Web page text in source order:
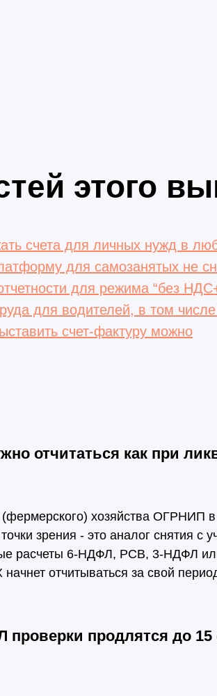
этого
счета для личных нужд в
для самозанятых не
для режима “без
для водителей, в том
счет-фактуру можно
отчитаться как при
(фермерского) хозяйства ОГРНИП
зрения - это аналог снятия с
расчеты 6-НДФЛ, РСВ, 3-НДФЛ
отчитываться за свой
продлятся до 15